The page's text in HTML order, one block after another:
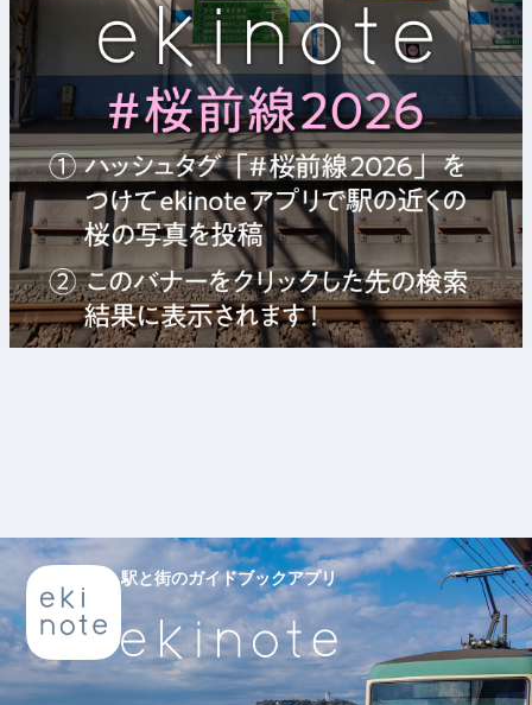
駅と街のガイドブックアプリ